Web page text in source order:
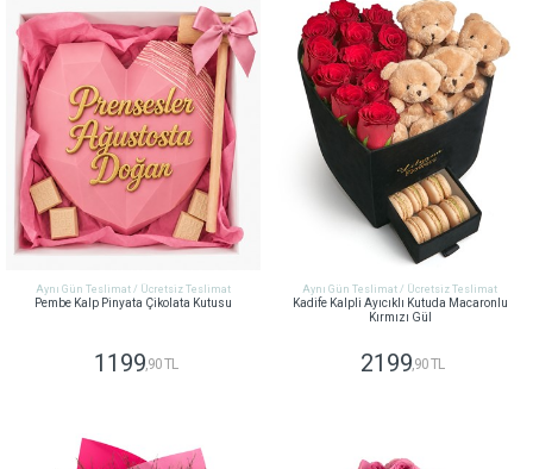
Aynı Gün Teslimat / Ücretsiz Teslimat
Pembe Kalp Pinyata Çikolata Kutusu
1199,90 TL
Aynı Gün Teslimat / Ücretsiz Teslimat
Kadife Kalpli Ayıcıklı Kutuda Macaronlu
Kırmızı Gül
2199,90 TL